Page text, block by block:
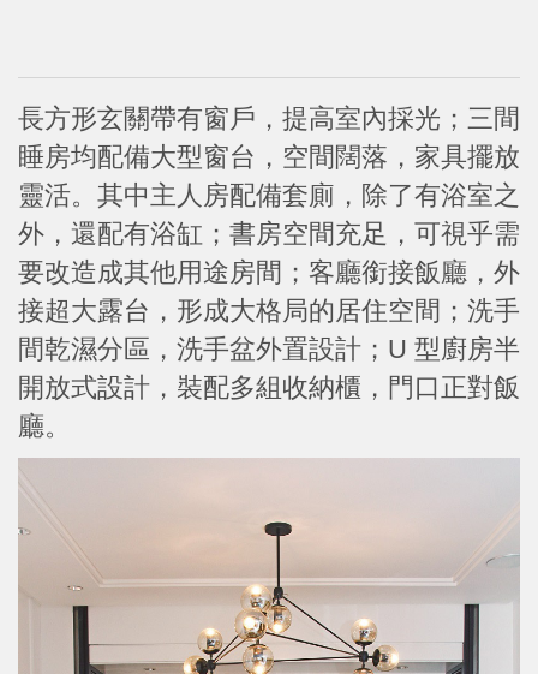
長方形玄關帶有窗戶，提高室內採光；三間
睡房均配備大型窗台，空間闊落，家具擺放
靈活。其中主人房配備套廁，除了有浴室之
外，還配有浴缸；書房空間充足，可視乎需
要改造成其他用途房間；客廳銜接飯廳，外
接超大露台，形成大格局的居住空間；洗手
間乾濕分區，洗手盆外置設計；U 型廚房半
開放式設計，裝配多組收納櫃，門口正對飯
廳。